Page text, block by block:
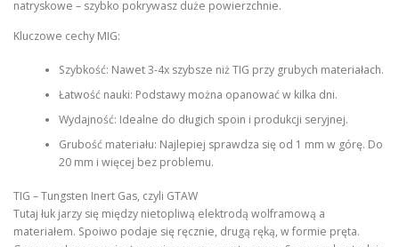
natryskowe – szybko pokrywasz duże powierzchnie.
Kluczowe cechy MIG:
Szybkość: Nawet 3-4x szybsze niż TIG przy grubych materiałach.
Łatwość nauki: Podstawy można opanować w kilka dni.
Wydajność: Idealne do długich spoin i produkcji seryjnej.
Grubość materiału: Najlepiej sprawdza się od 1 mm w górę. Do
20 mm i więcej bez problemu.
TIG – Tungsten Inert Gas, czyli GTAW
Tutaj łuk jarzy się między nietopliwą elektrodą wolframową a
materiałem. Spoiwo podaje się ręcznie, drugą ręką, w formie pręta.